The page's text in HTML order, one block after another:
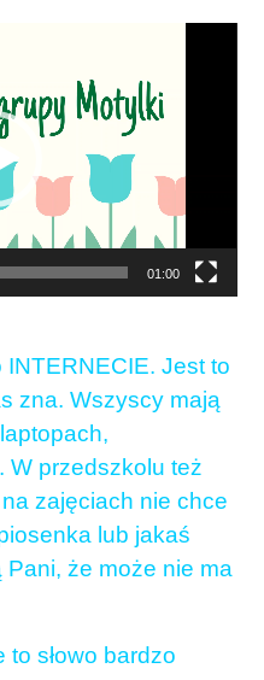
01:00
Jest to
zna. Wszyscy mają
W przedszkolu też
zajęciach nie chce
lub jakaś
że może nie ma
to słowo bardzo